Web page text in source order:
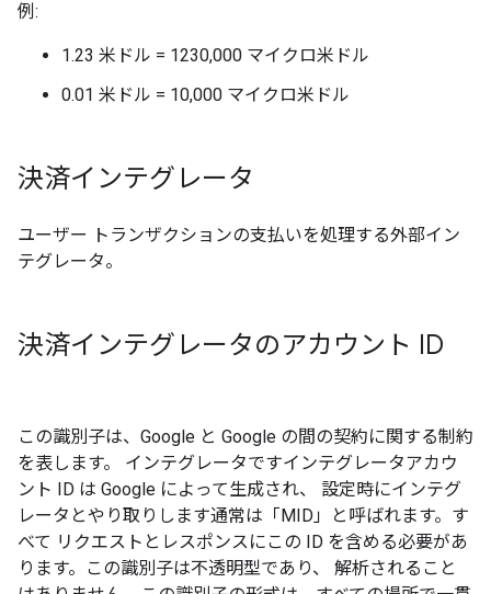
例:
1.23 米ドル = 1230,000 マイクロ米ドル
0.01 米ドル = 10,000 マイクロ米ドル
決済インテグレータ
ユーザー トランザクションの支払いを処理する外部イン
テグレータ。
決済インテグレータのアカウント ID
この識別子は、Google と Google の間の契約に関する制約
を表します。 インテグレータですインテグレータアカウ
ント ID は Google によって生成され、 設定時にインテグ
レータとやり取りします通常は「MID」と呼ばれます。す
べて リクエストとレスポンスにこの ID を含める必要があ
ります。この識別子は不透明型であり、 解析されること